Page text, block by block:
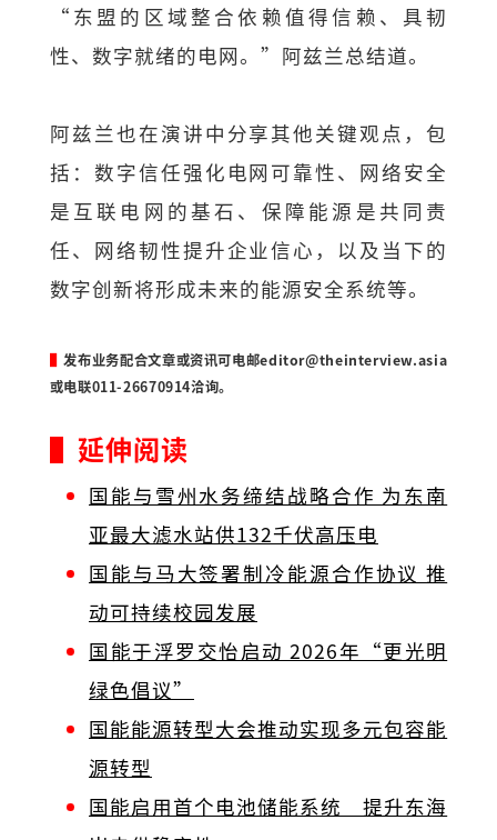
“东盟的区域整合依赖值得信赖、具韧
性、数字就绪的电网。”阿兹兰总结道。
阿兹兰也在演讲中分享其他关键观点，包
括：数字信任强化电网可靠性、网络安全
是互联电网的基石、保障能源是共同责
任、网络韧性提升企业信心，以及当下的
数字创新将形成未来的能源安全系统等。
▌发布业务配合文章或资讯可电邮editor@theinterview.asia
或电联011-26670914洽询。
▌延伸阅读
国能与雪州水务缔结战略合作 为东南
亚最大滤水站供132千伏高压电
国能与马大签署制冷能源合作协议 推
动可持续校园发展
国能于浮罗交怡启动 2026年“更光明
绿色倡议”
国能能源转型大会推动实现多元包容能
源转型
国能启用首个电池储能系统 提升东海